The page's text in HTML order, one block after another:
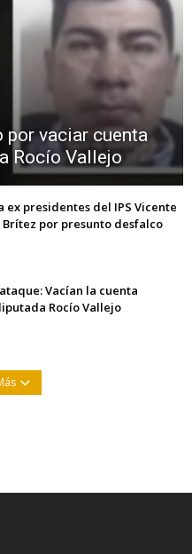
por vaciar cuenta
Rocío Vallejo
ex presidentes del IPS Vicente
Brítez por presunto desfalco
Vacían la cuenta
Rocío Vallejo